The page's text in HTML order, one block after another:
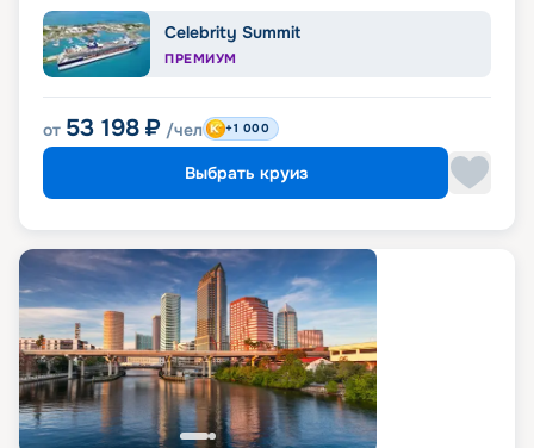
Celebrity Summit
ПРЕМИУМ
от 53 198 ₽ /чел +1 000
Выбрать круиз